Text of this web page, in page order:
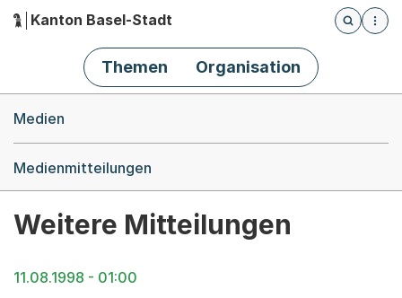
Hauptnavigation
Kanton Basel-Stadt
Öffnet
Themen Organisation
Medien
Medienmitteilungen
Weitere Mitteilungen
11.08.1998 - 01:00